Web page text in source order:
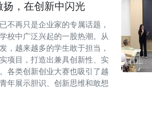
，在创新中闪光
不再只是企业家的专属话题，
校中广泛兴起的一股热潮。从
，越来越多的学生敢于担当，
项目，打造出兼具创新性、实
各类创新创业大赛也吸引了越
年展示胆识、创新思维和敢想